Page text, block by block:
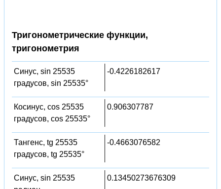
Тригонометрические функции,
тригонометрия
Синус, sin 25535
градусов, sin 25535°
-0.4226182617
Косинус, cos 25535
градусов, cos 25535°
0.906307787
Тангенс, tg 25535
градусов, tg 25535°
-0.4663076582
Синус, sin 25535
0.13450273676309